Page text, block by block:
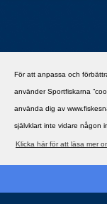
För att anpassa och
använder Sportfiskarna
använda dig av
självklart inte vidare någon
Klicka här för att läsa mer